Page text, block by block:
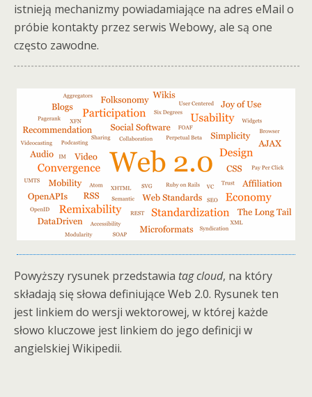
istnieją mechanizmy powiadamiające na adres eMail o
próbie kontakty przez serwis Webowy, ale są one
często zawodne.
Powyższy rysunek przedstawia tag cloud, na który
składają się słowa definiujące Web 2.0. Rysunek ten
jest linkiem do wersji wektorowej, w której każde
słowo kluczowe jest linkiem do jego definicji w
angielskiej Wikipedii.